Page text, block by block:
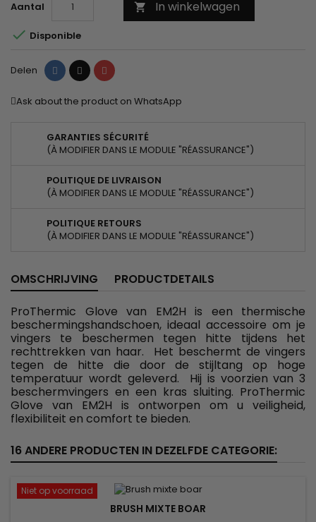
Aantal  In winkelwagen
 Disponible
Delen Delen Tweet Pinterest
Ask about the product on WhatsApp
GARANTIES SÉCURITÉ
(À MODIFIER DANS LE MODULE "RÉASSURANCE")
POLITIQUE DE LIVRAISON
(À MODIFIER DANS LE MODULE "RÉASSURANCE")
POLITIQUE RETOURS
(À MODIFIER DANS LE MODULE "RÉASSURANCE")
OMSCHRIJVING
PRODUCTDETAILS
ProThermic Glove van EM2H is een thermische
beschermingshandschoen, ideaal accessoire om je
vingers te beschermen tegen hitte tijdens het
rechttrekken van haar. Het beschermt de vingers
tegen de hitte die door de stijltang op hoge
temperatuur wordt geleverd. Hij is voorzien van 3
beschermvingers en een kras sluiting. ProThermic
Glove van EM2H is ontworpen om u veiligheid,
flexibiliteit en comfort te bieden.
16 ANDERE PRODUCTEN IN DEZELFDE CATEGORIE:
Niet op voorraad
BRUSH MIXTE BOAR